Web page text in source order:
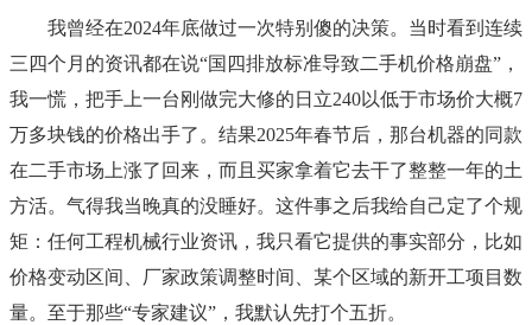
我曾经在2024年底做过一次特别傻的决策。当时看到连续
三四个月的资讯都在说“国四排放标准导致二手机价格崩盘”，
我一慌，把手上一台刚做完大修的日立240以低于市场价大概7
万多块钱的价格出手了。结果2025年春节后，那台机器的同款
在二手市场上涨了回来，而且买家拿着它去干了整整一年的土
方活。气得我当晚真的没睡好。这件事之后我给自己定了个规
矩：任何工程机械行业资讯，我只看它提供的事实部分，比如
价格变动区间、厂家政策调整时间、某个区域的新开工项目数
量。至于那些“专家建议”，我默认先打个五折。